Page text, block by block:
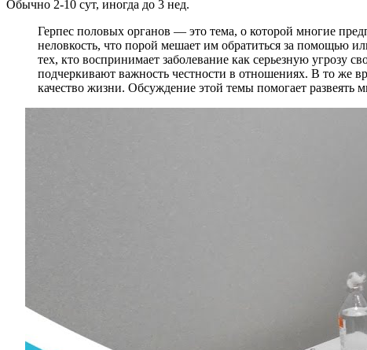
Обычно 2-10 сут, иногда до 3 нед.
Герпес половых органов — это тема, о которой многие
неловкость, что порой мешает им обратиться за помощью
тех, кто воспринимает заболевание как серьезную
подчеркивают важность честности в отношениях. В то же
качество жизни. Обсуждение этой темы помогает развеять